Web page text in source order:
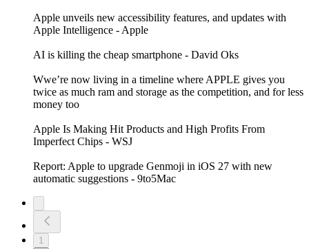
Apple unveils new accessibility features, and updates with
Apple Intelligence - Apple
AI is killing the cheap smartphone - David Oks
Wwe’re now living in a timeline where APPLE gives you
twice as much ram and storage as the competition, and for less
money too
Apple Is Making Hit Products and High Profits From
Imperfect Chips - WSJ
Report: Apple to upgrade Genmoji in iOS 27 with new
automatic suggestions - 9to5Mac
1